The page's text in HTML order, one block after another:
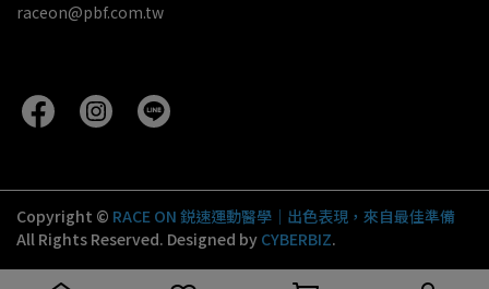
raceon@pbf.com.tw
Copyright © RACE ON 鋭速運動醫學｜出色表現，來自最佳準備
All Rights Reserved. Designed by CYBERBIZ.